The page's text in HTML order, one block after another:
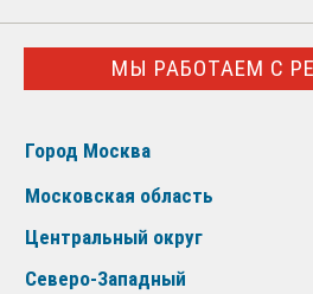
МЫ РАБОТАЕМ С
Город Москва
Московская область
Центральный округ
Северо-Западный